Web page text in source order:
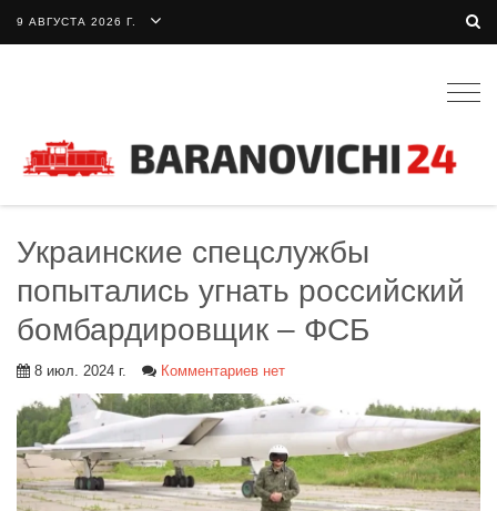
9 АВГУСТА 2026 Г.
Украинские спецслужбы
попытались угнать российский
бомбардировщик – ФСБ
8 июл. 2024 г. Комментариев нет